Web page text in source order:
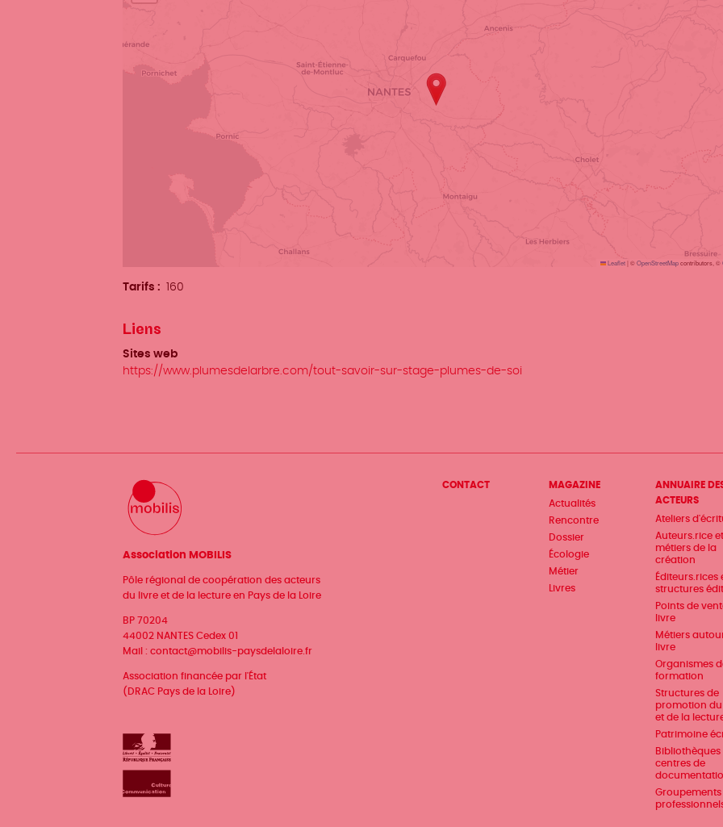
Leaflet| ©OpenStreetMapcontributors, ©
Tarifs 160
Liens
Sites web
https://www.plumesdelarbre.com/tout-savoir-sur-stage-plumes-de-soi
Association MOBILIS
Pôle régional de coopération des acteurs
du livre et de la lecture en Pays de la Loire
BP 70204
44002 NANTES Cedex 01
Mail : contact@mobilis-paysdelaloire.fr
Association financée par l'État
(DRAC Pays de la Loire)
Menu
CONTACT
MAGAZINE
Actualités
Rencontre
Dossier
Écologie
Métier
Livres
ANNUAIRE
ACTEURS
Ateliers
Auteurs.rice et
métiers de la
création
Éditeurs.rices
structures
Points de
livre
Métiers
livre
Organismes
formation
Structures de
promotion du
et de la
Patrimoine
Bibliothèques
centres de
Groupements